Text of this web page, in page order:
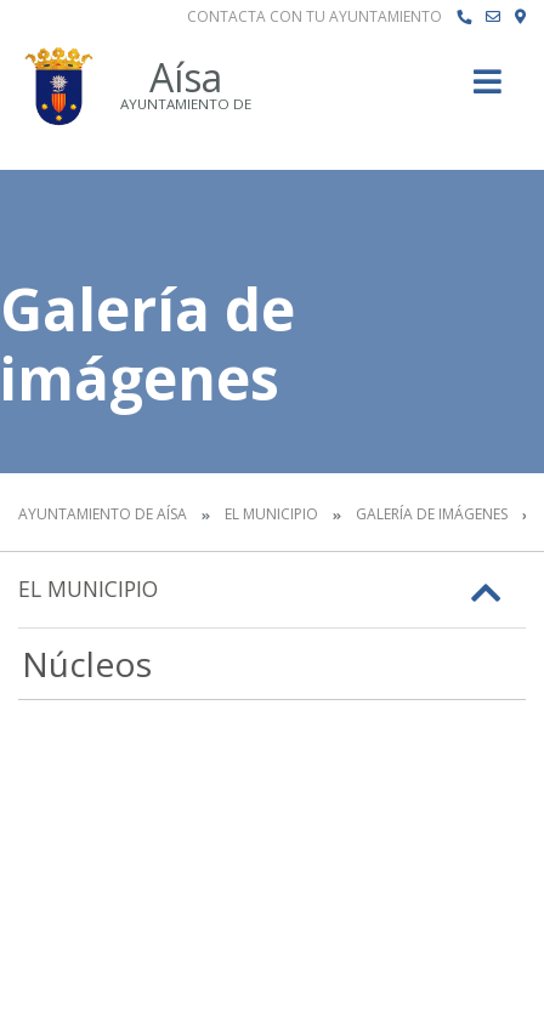
CONTACTA CON TU AYUNTAMIENTO
Aísa
AYUNTAMIENTO DE
Galería de
imágenes
AYUNTAMIENTO DE AÍSA EL MUNICIPIO GALERÍA DE IMÁGENES
EL MUNICIPIO
Núcleos